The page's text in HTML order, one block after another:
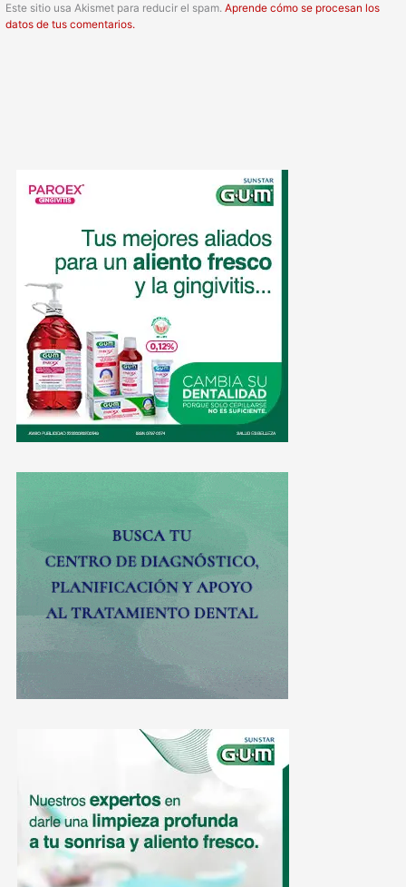
Este sitio usa Akismet para reducir el spam.Aprende cómo se procesan los
datos de tus comentarios.